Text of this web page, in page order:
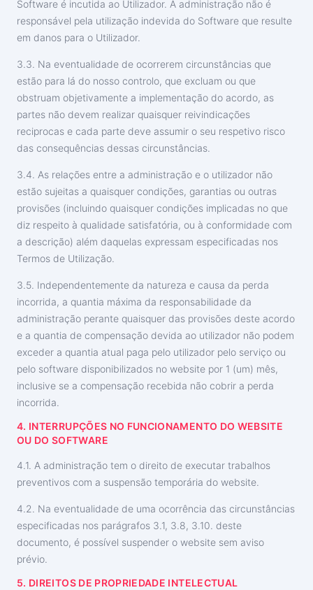
Software é incutida ao Utilizador. A administração não é
responsável pela utilização indevida do Software que resulte
em danos para o Utilizador.
3.3. Na eventualidade de ocorrerem circunstâncias que
estão para lá do nosso controlo, que excluam ou que
obstruam objetivamente a implementação do acordo, as
partes não devem realizar quaisquer reivindicações
reciprocas e cada parte deve assumir o seu respetivo risco
das consequências dessas circunstâncias.
3.4. As relações entre a administração e o utilizador não
estão sujeitas a quaisquer condições, garantias ou outras
provisões (incluindo quaisquer condições implicadas no que
diz respeito à qualidade satisfatória, ou à conformidade com
a descrição) além daquelas expressam especificadas nos
Termos de Utilização.
3.5. Independentemente da natureza e causa da perda
incorrida, a quantia máxima da responsabilidade da
administração perante quaisquer das provisões deste acordo
e a quantia de compensação devida ao utilizador não podem
exceder a quantia atual paga pelo utilizador pelo serviço ou
pelo software disponibilizados no website por 1 (um) mês,
inclusive se a compensação recebida não cobrir a perda
incorrida.
4. INTERRUPÇÕES NO FUNCIONAMENTO DO WEBSITE
OU DO SOFTWARE
4.1. A administração tem o direito de executar trabalhos
preventivos com a suspensão temporária do website.
4.2. Na eventualidade de uma ocorrência das circunstâncias
especificadas nos parágrafos 3.1, 3.8, 3.10. deste
documento, é possível suspender o website sem aviso
prévio.
5. DIREITOS DE PROPRIEDADE INTELECTUAL